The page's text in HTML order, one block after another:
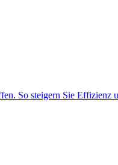
So steigern Sie Effizienz